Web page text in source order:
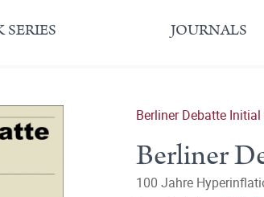
SERIES JOURNALS
Berliner Debatte Initial
Berliner
100 Jahre